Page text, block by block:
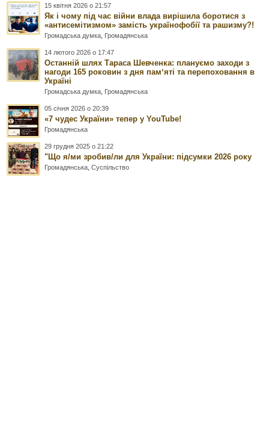
15 квітня 2026 о 21:57
Як і чому під час війни влада вирішила боротися з
«антисемітизмом» замість українофобії та рашизму?!
Громадська думка Громадянська
14 лютого 2026 о 17:47
Останній шлях Тараса Шевченка: плануємо заходи з
нагоди 165 роковин з дня памʼяті та перепоховання в
Україні
Громадська думка Громадянська
05 січня 2026 о 20:39
«7 чудес України» тепер у YouTube!
Громадянська
29 грудня 2025 о 21:22
"Що я/ми зробив/ли для України: підсумки 2026 року
Громадянська ,Суспільство